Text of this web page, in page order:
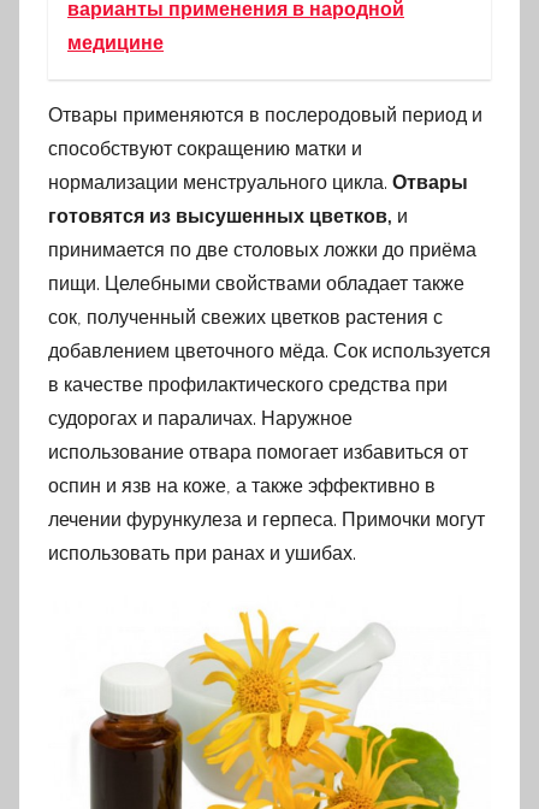
варианты применения в народной
медицине
Отвары применяются в послеродовый период и
способствуют сокращению матки и
нормализации менструального цикла. Отвары
готовятся из высушенных цветков, и
принимается по две столовых ложки до приёма
пищи. Целебными свойствами обладает также
сок, полученный свежих цветков растения с
добавлением цветочного мёда. Сок используется
в качестве профилактического средства при
судорогах и параличах. Наружное
использование отвара помогает избавиться от
оспин и язв на коже, а также эффективно в
лечении фурункулеза и герпеса. Примочки могут
использовать при ранах и ушибах.